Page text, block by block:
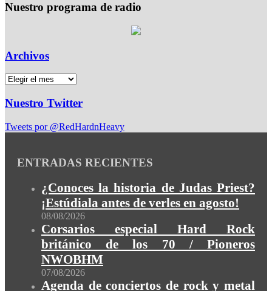
Nuestro programa de radio
Archivos
Nuestro Twitter
Tweets por @RedHardnHeavy
ENTRADAS RECIENTES
¿Conoces la historia de Judas Priest?
¡Estúdiala antes de verles en agosto!
08/08/2026
Corsarios especial Hard Rock
británico de los 70 / Pioneros
NWOBHM
07/08/2026
Agenda de conciertos de rock y metal